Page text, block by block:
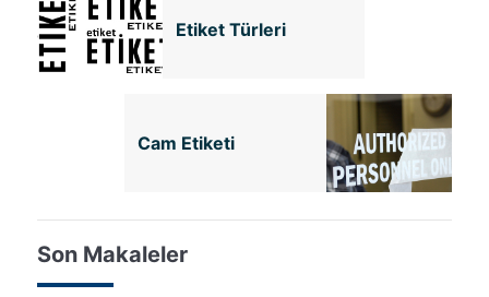
Etiket Türleri
Cam Etiketi
Son Makaleler